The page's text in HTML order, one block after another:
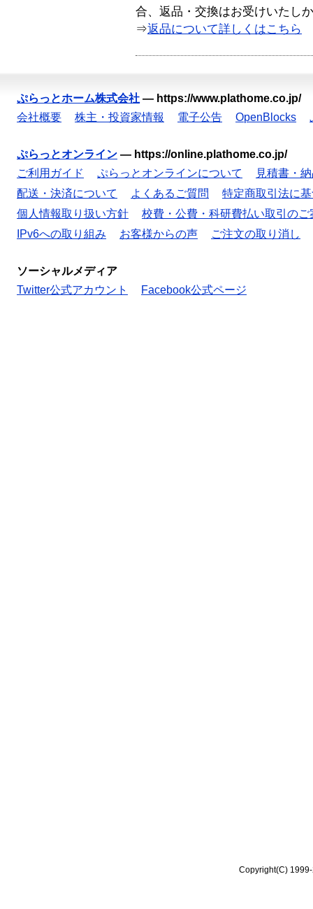
合、返品・交換はお受けいたし
⇒返品について詳しくはこちら
ぷらっとホーム株式会社 — https://www.plathome.co.jp/
会社概要
株主・投資家情報 電子公告 OpenBlocks
ぷらっとオンライン — https://online.plathome.co.jp/
ご利用ガイド
ぷらっとオンラインについて
見積書・
配送・決済について
よくあるご質問
特定商取引法に
個人情報取り扱い方針
校費・公費・科研費払い取引のご
IPv6への取り組み
お客様からの声 ご注文の取り消し
ソーシャルメディア
Twitter公式アカウント
Facebook公式ページ
Copyright(C)